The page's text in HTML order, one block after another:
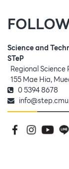
Science and
STeP
Regional
155 Mae Hia,
0 5394 8678